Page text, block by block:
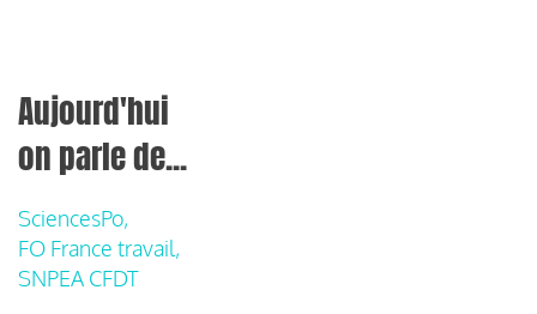
Aujourd'hui
on parle de...
SciencesPo,
FO France travail,
SNPEA CFDT